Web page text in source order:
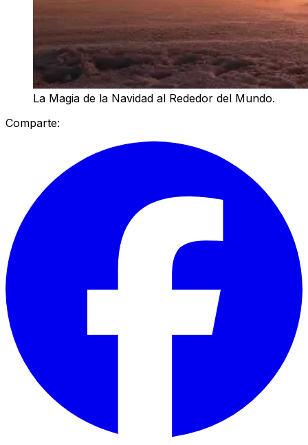
La Magia de la Navidad al Rededor del Mundo.
Comparte: